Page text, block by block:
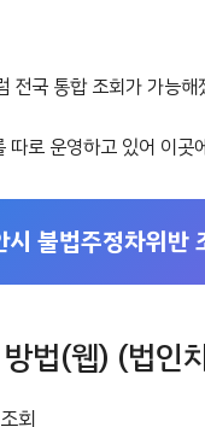
국 통합 조회가 가능
로 운영하고 있어 이곳
시 불법주정차위반
법(웹) (법인
회